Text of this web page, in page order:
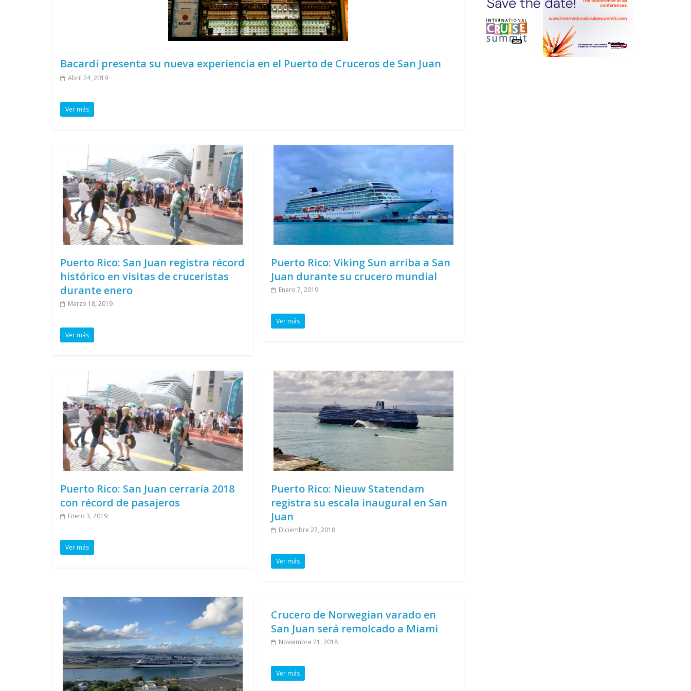
Bacardí presenta su nueva experiencia en el Puerto de Cruceros de San Juan
Abril 24, 2019
Ver más
Puerto Rico: San Juan registra récord
histórico en visitas de cruceristas
durante enero
Marzo 18, 2019
Ver más
Puerto Rico: Viking Sun arriba a San
Juan durante su crucero mundial
Enero 7, 2019
Ver más
Puerto Rico: San Juan cerraría 2018
con récord de pasajeros
Enero 3, 2019
Ver más
Puerto Rico: Nieuw Statendam
registra su escala inaugural en San
Juan
Diciembre 27, 2018
Ver más
Crucero de Norwegian varado en
San Juan será remolcado a Miami
Noviembre 21, 2018
Ver más